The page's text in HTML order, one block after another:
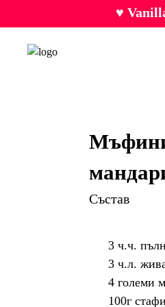
♥
Състав
3 ч.ч.
3 ч.л.
4 големи
100г